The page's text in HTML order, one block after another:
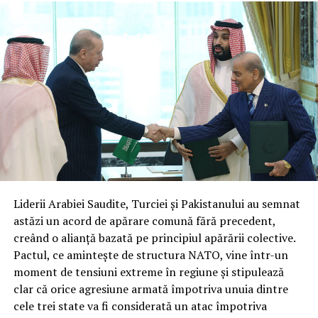
parteneri operaționali pe termen lung. Spre deosebire
de fazele anterioare de demonstrație, noile contracte
impun praguri de performanță stricte și obiective de
îmbunătățire continuă.
Reprezentanții din industrie subliniază că, după patru
ani de analiză și testări, programul a atins maturitatea
necesară pentru a trece la contracte cu preț fix și sursă
unică. Această structură reflectă nu doar încrederea în
capacitățile tehnice ale companiilor, ci și nevoia urgentă
de a avea fluxuri constante și sigure de date radar la
Integrare hibridă: Datele comerciale
vor completa sistemele clasificate
de recunoaștere
Miza principală a acestui parteneriat este crearea unei
Liderii Arabiei Saudite, Turciei și Pakistanului au semnat
astăzi un acord de apărare comună fără precedent,
creând o alianță bazată pe principiul apărării colective.
Pactul, ce amintește de structura NATO, vine într-un
moment de tensiuni extreme în regiune și stipulează
clar că orice agresiune armată împotriva unuia dintre
cele trei state va fi considerată un atac împotriva